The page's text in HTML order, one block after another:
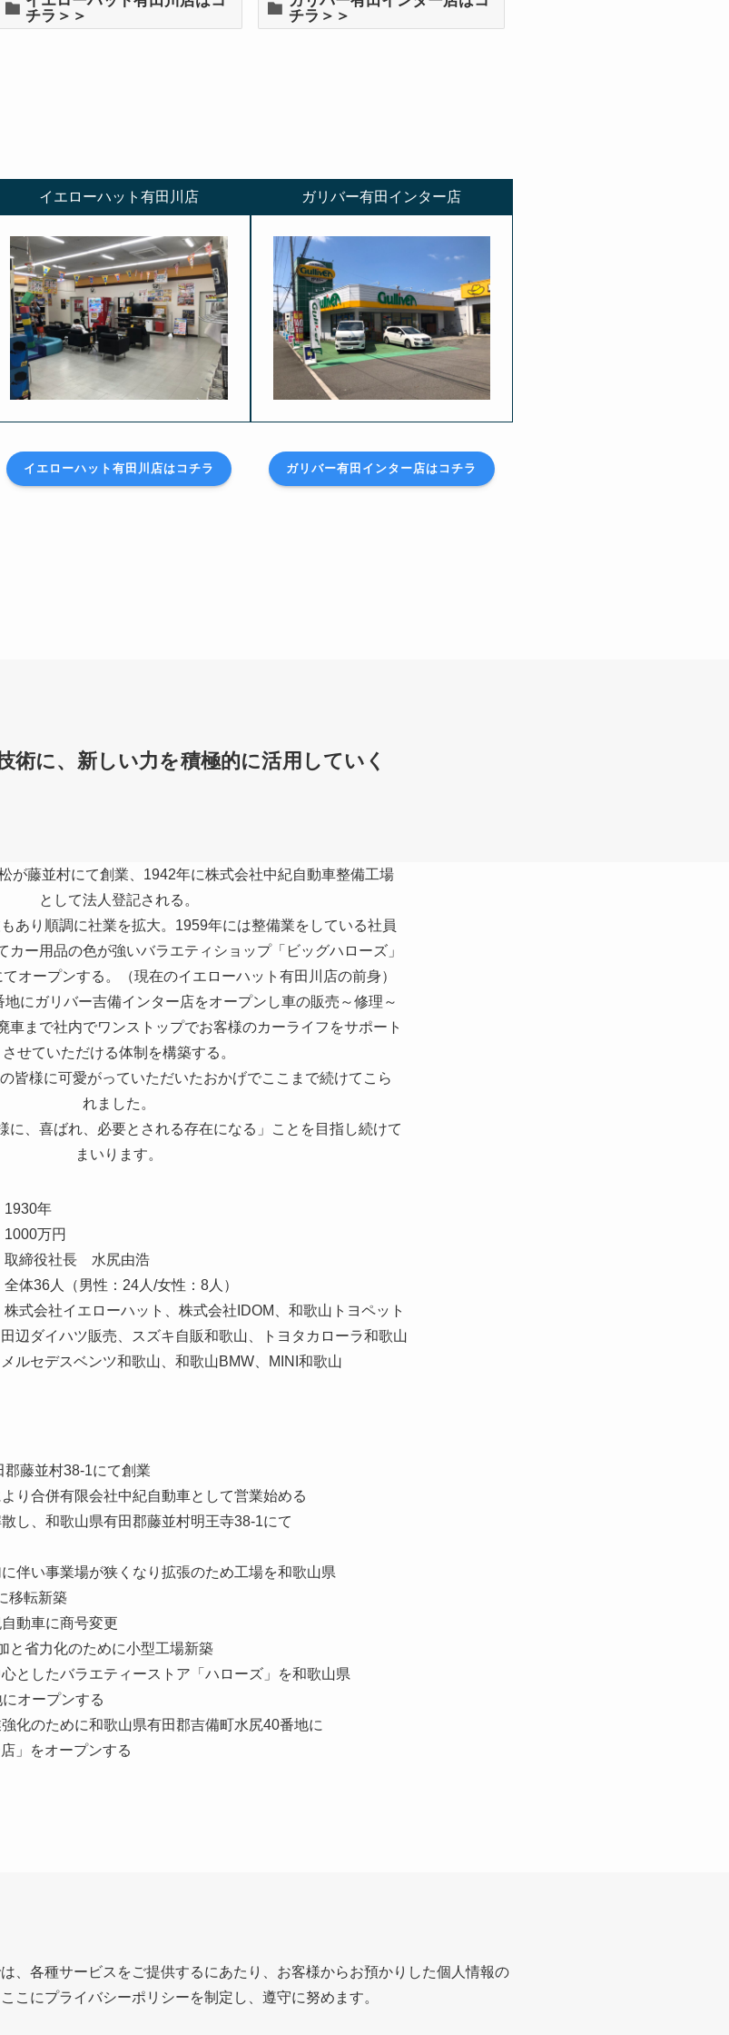
チラ＞＞
チラ＞＞
イエローハット有田川店 ガリバー有田インター店
イエローハット有田川店はコチラ ガリバー有田インター店はコチラ
術に、新しい力を積極的に活用していく
が藤並村にて創業、1942年に株式会社中紀自動車整備工場
として法人登記される。
あり順調に社業を拡大。1959年には整備業をしている社員
カー用品の色が強いバラエティショップ「ビッグハローズ」
オープンする。（現在のイエローハット有田川店の前身）
にガリバー吉備インター店をオープンし車の販売～修理～
車まで社内でワンストップでお客様のカーライフをサポート
させていただける体制を構築する。
皆様に可愛がっていただいたおかげでここまで続けてこら
れました。
に、喜ばれ、必要とされる存在になる」ことを目指し続けて
まいります。
円
水尻由浩
：24人/女性：8人）
ット、株式会社IDOM、和歌山トヨペット
自販和歌山、トヨタカローラ和歌山
、和歌山BMW、MINI和歌山
村38-1にて創業
限会社中紀自動車として営業始める
山県有田郡藤並村明王寺38-1にて
場が狭くなり拡張のため工場を和歌山県
新築
に商号変更
のために小型工場新築
ラエティーストア「ハローズ」を和歌山県
プンする
に和歌山県有田郡吉備町水尻40番地に
オープンする
、各種サービスをご提供するにあたり、お客様からお預かりした個人情報の
こにプライバシーポリシーを制定し、遵守に努めます。